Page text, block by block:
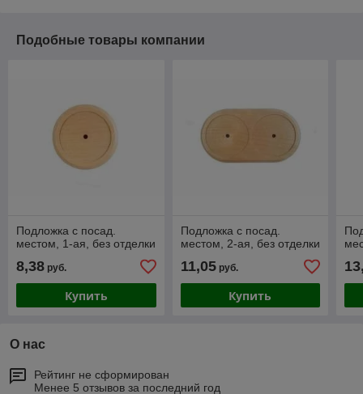
Подобные товары компании
Подложка с посад.
местом, 1-ая, без отделки
8,38 руб.
Купить
Подложка с посад.
местом, 2-ая, без отделки
11,05руб.
Купить
О нас
Рейтинг не сформирован
Менее 5 отзывов за последний год